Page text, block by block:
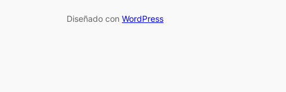
Diseñado con WordPress